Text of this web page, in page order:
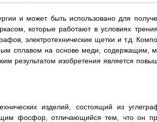
и может быть использовано для
которые работают в условиях трения
электротехнические щетки и т.д.
сплавом на основе меди,
результатом изобретения является
изделий, состоящий из
фосфор, отличающийся тем, что он